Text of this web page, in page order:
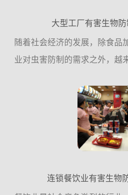
大型工厂有害生物
随着社会经济的发展，除食品
业对虫害防制的需求之外，越
方面是企业内部发展的需要，;
身竞争力的
连锁餐饮业有害生物